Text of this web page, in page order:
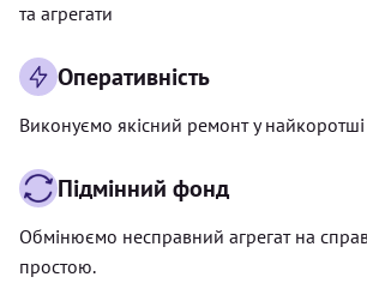
та агрегати
Оперативність
Виконуємо якісний ремонт у найкоротші
Підмінний фонд
Обмінюємо несправний агрегат на
простою.